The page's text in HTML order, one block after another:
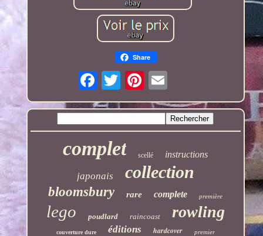
Share
complet scellé instructions
japonais collection
bloomsbury rare complete première
lego poudlard raincoast rowling
couverture dure éditions hardcover premier